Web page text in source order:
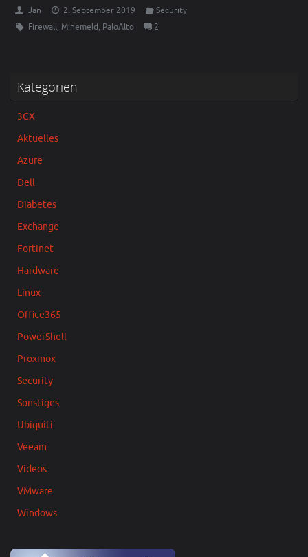
Jan 2. September 2019
Security
Firewall, Minemeld, PaloAlto 2
Kategorien
3CX
Aktuelles
Azure
Dell
Diabetes
Exchange
Fortinet
Hardware
Linux
Office365
PowerShell
Proxmox
Security
Sonstiges
Ubiquiti
Veeam
Videos
VMware
Windows